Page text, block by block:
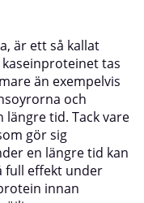
är ett så kallat
tas
än exempelvis
och
tid. Tack vare
gör sig
en längre tid kan
full effekt under
innan